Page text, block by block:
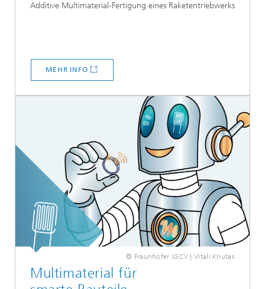
Additive Multimaterial-Fertigung eines Raketentriebwerks
MEHR INFO
© Fraunhofer IGCV | Vitali Knutas
Multimaterial für